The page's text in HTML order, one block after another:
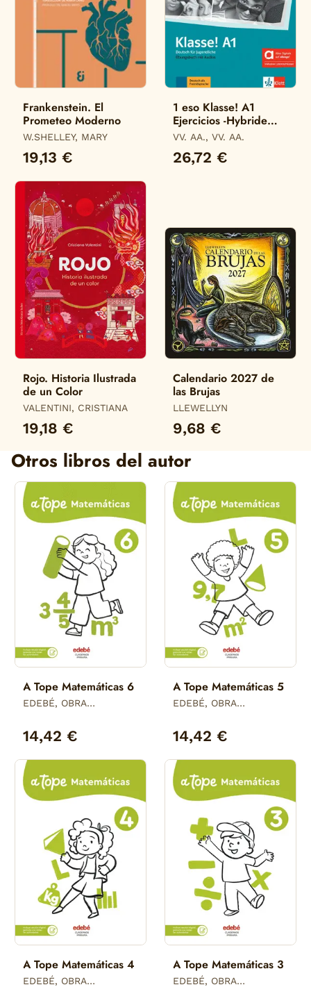
Frankenstein. El
Prometeo Moderno
W.SHELLEY, MARY
19,13 €
1 eso Klasse! A1
Ejercicios -Hybride
Allango-
VV. AA., VV. AA.
26,72 €
Rojo. Historia Ilustrada
de un Color
VALENTINI, CRISTIANA
19,18 €
Calendario 2027 de
las Brujas
LLEWELLYN
9,68 €
Otros libros del autor
A Tope Matemáticas 6
EDEBÉ, OBRA
14,42 €
A Tope Matemáticas 5
EDEBÉ, OBRA
14,42 €
A Tope Matemáticas 4
EDEBÉ, OBRA
A Tope Matemáticas 3
EDEBÉ, OBRA